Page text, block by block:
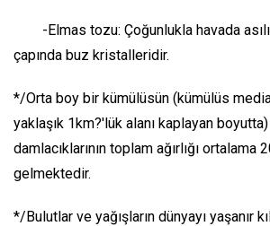
-Elmas tozu: Çoğunlukla havada
çapında buz kristalleridir.
*/Orta boy bir kümülüsün (kümülüs
yaklaşık 1km?'lük alanı kaplayan
damlacıklarının toplam ağırlığı ortalama
gelmektedir.
*/Bulutlar ve yağışların dünyayı yaşanır